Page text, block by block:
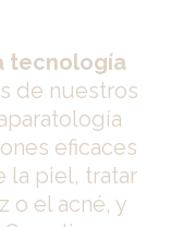
tecnología
de nuestros
eficaces
la piel, tratar
o el acné, y